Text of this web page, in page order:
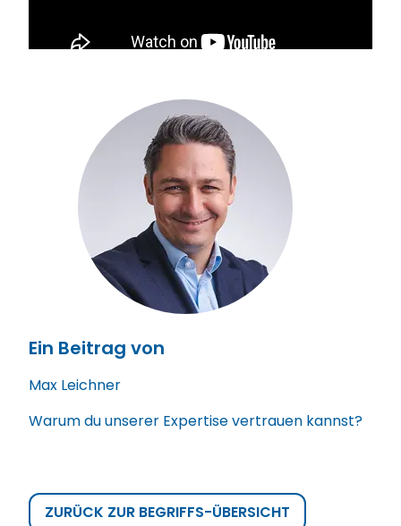
Ein Beitrag von
Max Leichner
Warum du unserer Expertise vertrauen kannst?
ZURÜCK ZUR BEGRIFFS-ÜBERSICHT